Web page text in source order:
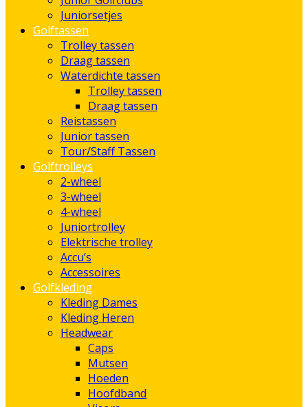
Juniorsetjes
Golftassen
Trolley tassen
Draag tassen
Waterdichte tassen
Trolley tassen
Draag tassen
Reistassen
Junior tassen
Tour/Staff Tassen
Golftrolleys
2-wheel
3-wheel
4-wheel
Juniortrolley
Elektrische trolley
Accu’s
Accessoires
Golfkleding
Kleding Dames
Kleding Heren
Headwear
Caps
Mutsen
Hoeden
Hoofdband